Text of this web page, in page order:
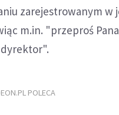
zarejestrowanym w
m.in. "przeproś
POLECA